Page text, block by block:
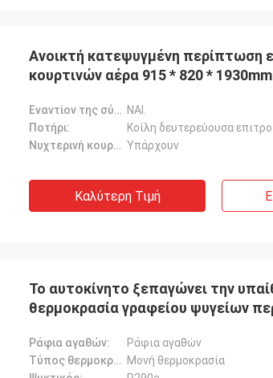
Ανοικτή κατεψυγμένη περίπτωση
κουρτινών αέρα 915 * 820 * 1930mm
Εναντίον της σύγκρουσης λουρίδα: ΝΑΙ.
Ποτήρι:
Κοίλη δευτερεύουσα
Νυχτερινή κουρτίνα: Υπάρχουν
Καλύτερη Τιμή
Το αυτοκίνητο ξεπαγώνει την
θερμοκρασία γραφείου ψυγείων
Ράφια αγαθών:
Ράφια αγαθών
Τύπος θερμοκρασίας:
Μονή θερμοκρασία